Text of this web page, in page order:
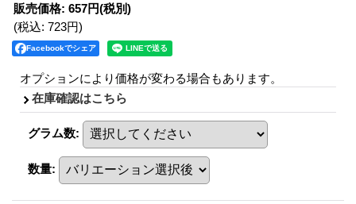
販売価格: 657円(税別)
(税込: 723円)
Facebookでシェア
オプションにより価格が変わる場合もあります。
在庫確認はこちら
グラム数:
数量: